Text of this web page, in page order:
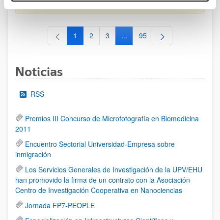
al 30/07/2026 (ambos incluídos)
Página
1 Página
2 Página
3 ...Páginas intermedias Use TAB
Página
95
Noticias
RSS
Premios III Concurso de Microfotografía en Biomedicina
2011
Encuentro Sectorial Universidad-Empresa sobre
inmigración
Los Servicios Generales de Investigación de la UPV/EHU
han promovido la firma de un contrato con la Asociación
Centro de Investigación Cooperativa en Nanociencias
Jornada FP7-PEOPLE